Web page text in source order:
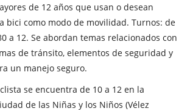
de 12 años que usan o desean
bici como modo de movilidad. Turnos: de
a 12. Se abordan temas relacionados con
de tránsito, elementos de seguridad y
un manejo seguro.
se encuentra de 10 a 12 en la
de las Niñas y los Niños (Vélez